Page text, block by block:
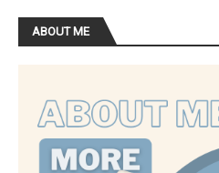
ABOUT ME